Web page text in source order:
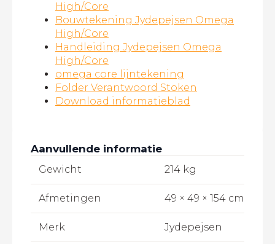
High/Core
Bouwtekening Jydepejsen Omega
High/Core
Handleiding Jydepejsen Omega
High/Core
omega core lijntekening
Folder Verantwoord Stoken
Download informatieblad
Aanvullende informatie
Gewicht 214 kg
Afmetingen 49 × 49 × 154 cm
Merk Jydepejsen